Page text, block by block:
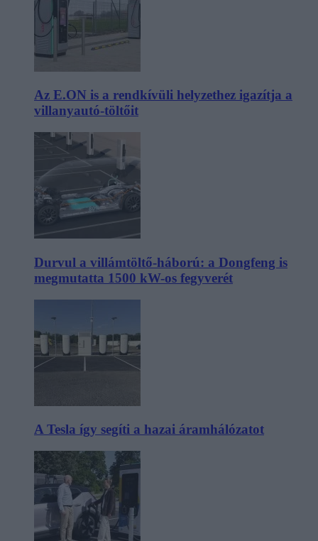
Az E.ON is a rendkívüli helyzethez igazítja a
villanyautó-töltőit
Durvul a villámtöltő-háború: a Dongfeng is
megmutatta 1500 kW-os fegyverét
A Tesla így segíti a hazai áramhálózatot